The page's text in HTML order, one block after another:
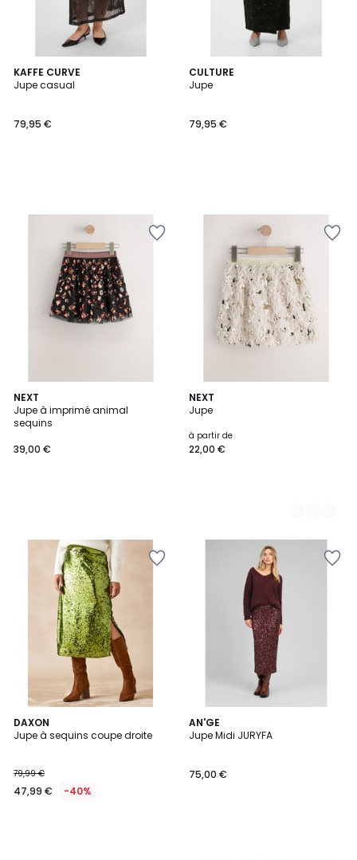
KAFFE CURVE
Jupe casual
79,95 €
CULTURE
Jupe
79,95 €
NEXT
Jupe à imprimé animal
sequins
39,00 €
NEXT
Jupe
à partir de
22,00 €
2
Couleurs
DAXON
Jupe à sequins coupe droite
79,99 €
47,99 € -40%
AN'GE
Jupe Midi JURYFA
75,00 €